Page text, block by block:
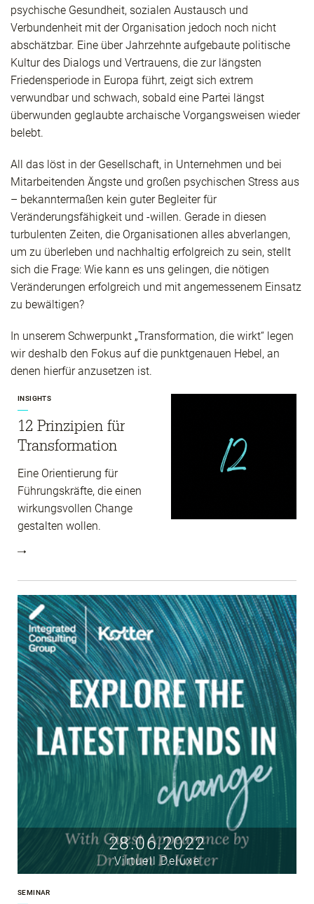
psychische Gesundheit, sozialen Austausch und
Verbundenheit mit der Organisation jedoch noch nicht
abschätzbar. Eine über Jahrzehnte aufgebaute politische
Kultur des Dialogs und Vertrauens, die zur längsten
Friedensperiode in Europa führt, zeigt sich extrem
verwundbar und schwach, sobald eine Partei längst
überwunden geglaubte archaische Vorgangsweisen wieder
belebt.
All das löst in der Gesellschaft, in Unternehmen und bei
Mitarbeitenden Ängste und großen psychischen Stress aus
– bekanntermaßen kein guter Begleiter für
Veränderungsfähigkeit und -willen. Gerade in diesen
turbulenten Zeiten, die Organisationen alles abverlangen,
um zu überleben und nachhaltig erfolgreich zu sein, stellt
sich die Frage: Wie kann es uns gelingen, die nötigen
Veränderungen erfolgreich und mit angemessenem Einsatz
zu bewältigen?
In unserem Schwerpunkt „Transformation, die wirkt​“ legen
wir deshalb den Fokus auf die punktgenauen Hebel, an
denen hierfür anzusetzen ist.
INSIGHTS
12 Prinzipien für
Transformation
Eine Orientierung für
Führungskräfte, die einen
wirkungsvollen Change
gestalten wollen.
28.06.2022
Virtuell Deluxe
SEMINAR